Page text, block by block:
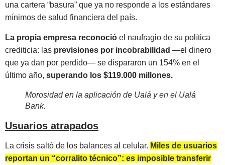
una cartera “basura” que ya no responde a los estándares
mínimos de salud financiera del país.
La propia empresa reconoció el naufragio de su política
crediticia: las previsiones por incobrabilidad —el dinero
que ya dan por perdido— se dispararon un 154% en el
último año, superando los $119.000 millones.
Morosidad en la aplicación de Ualá y en el Ualá
Bank.
Usuarios atrapados
La crisis saltó de los balances al celular. Miles de usuarios
reportan un “corralito técnico”: es imposible transferir